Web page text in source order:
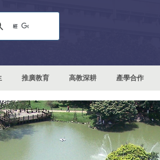
推廣教育 高教深耕 產學合作